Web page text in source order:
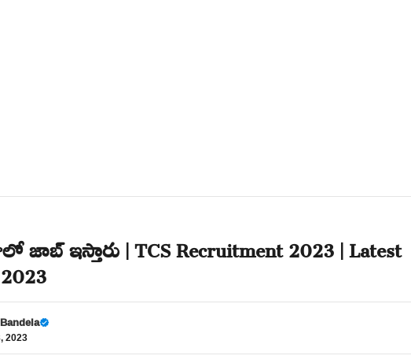
జాబ్ ఇస్తారు | TCS Recruitment 2023 | Latest
2023